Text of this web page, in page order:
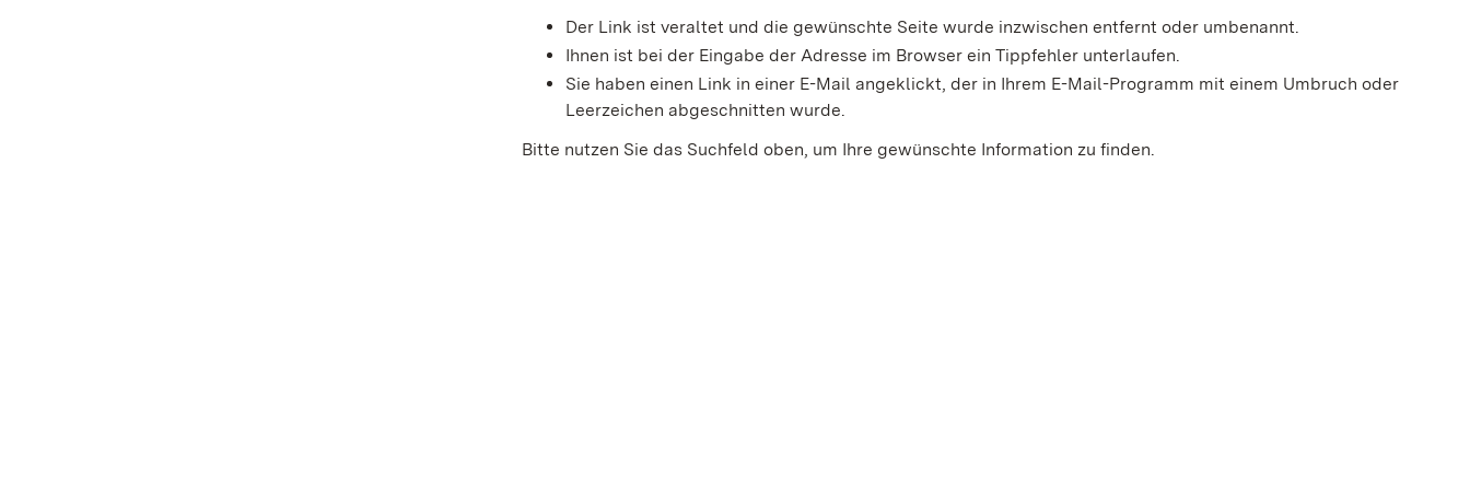
Der Link ist veraltet und die gewünschte Seite wurde inzwischen entfernt oder umbenannt.
Ihnen ist bei der Eingabe der Adresse im Browser ein Tippfehler unterlaufen.
Sie haben einen Link in einer E-Mail angeklickt, der in Ihrem E-Mail-Programm mit einem Umbruch oder
Leerzeichen abgeschnitten wurde.
Bitte nutzen Sie das Suchfeld oben, um Ihre gewünschte Information zu finden.